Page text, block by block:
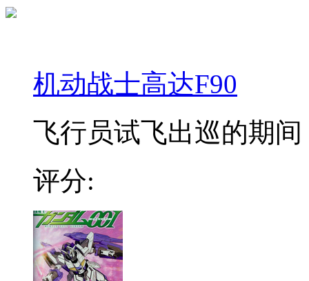
机动战士高达F90
飞行员试飞出巡的期
评分: